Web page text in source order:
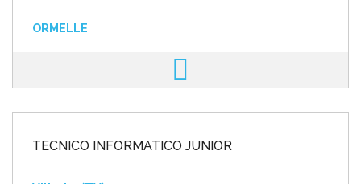
ORMELLE
TECNICO INFORMATICO JUNIOR